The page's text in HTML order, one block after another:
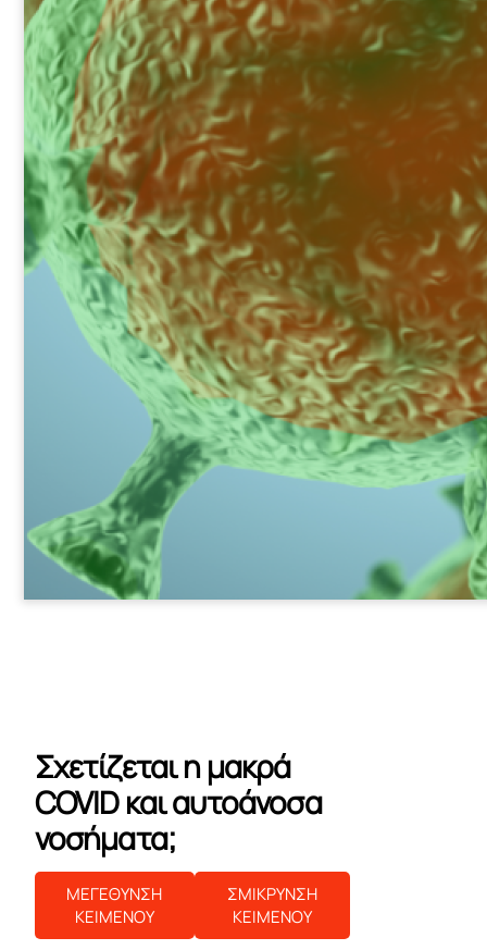
Σχετίζεται η μακρά
COVID και αυτοάνοσα
νοσήματα;
ΜΕΓΕΘΥΝΣΗ
ΚΕΙΜΕΝΟΥ
ΣΜΙΚΡΥΝΣΗ
ΚΕΙΜΕΝΟΥ